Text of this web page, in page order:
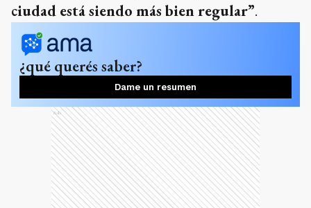
ciudad está siendo más bien regular”.
¿qué querés saber?
Dame un resumen
Ads